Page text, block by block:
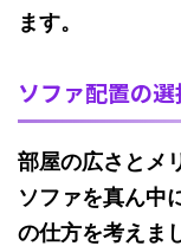
ます。
ソファ配置の
部屋の広さとメ
ソファを真ん中
の仕方を考えま